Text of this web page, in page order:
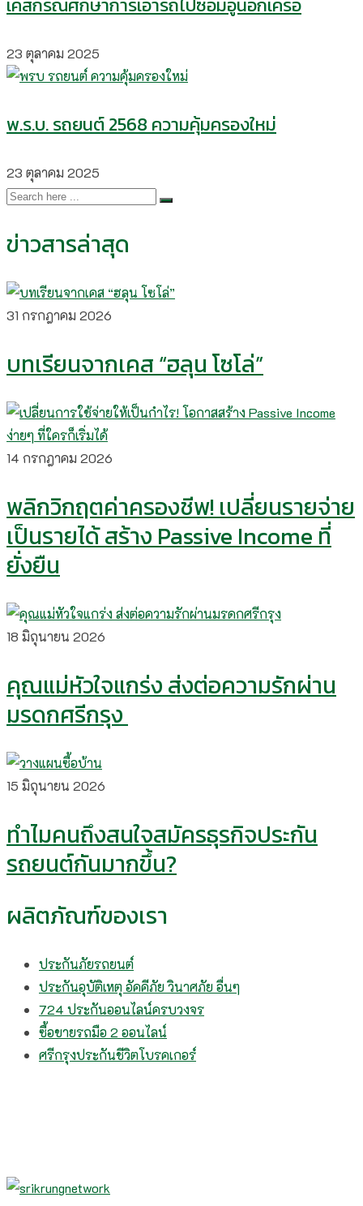
เคสกรณีศึกษาการเอารถไปซ่อมอู่นอกเครือ
23 ตุลาคม 2025
พ.ร.บ. รถยนต์ 2568 ความคุ้มครองใหม่
23 ตุลาคม 2025
ข่าวสารล่าสุด
31 กรกฎาคม 2026
บทเรียนจากเคส “ฮลุน โซโล่”
14 กรกฎาคม 2026
พลิกวิกฤตค่าครองชีพ! เปลี่ยนรายจ่าย
เป็นรายได้ สร้าง Passive Income ที่
ยั่งยืน
18 มิถุนายน 2026
คุณแม่หัวใจแกร่ง ส่งต่อความรักผ่าน
มรดกศรีกรุง
15 มิถุนายน 2026
ทำไมคนถึงสนใจสมัครธุรกิจประกัน
รถยนต์กันมากขึ้น?
ผลิตภัณฑ์ของเรา
ประกันภัยรถยนต์
ประกันอุบัติเหตุ อัคคีภัย วินาศภัย อื่นๆ
724 ประกันออนไลน์ครบวงจร
ซื้อขายรถมือ 2 ออนไลน์
ศรีกรุงประกันชีวิตโบรคเกอร์